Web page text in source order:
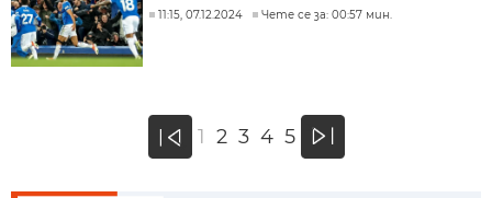
11:15, 07.12.2024 Чете се за: 00:57 мин.
« 1 2 3 4 5 »